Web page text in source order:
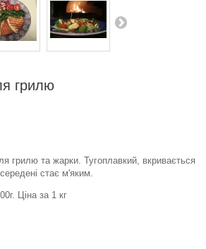
грилю
грилю та жарки. Тугоплавкий, вкривається
стає м'яким.
Ціна за 1 кг